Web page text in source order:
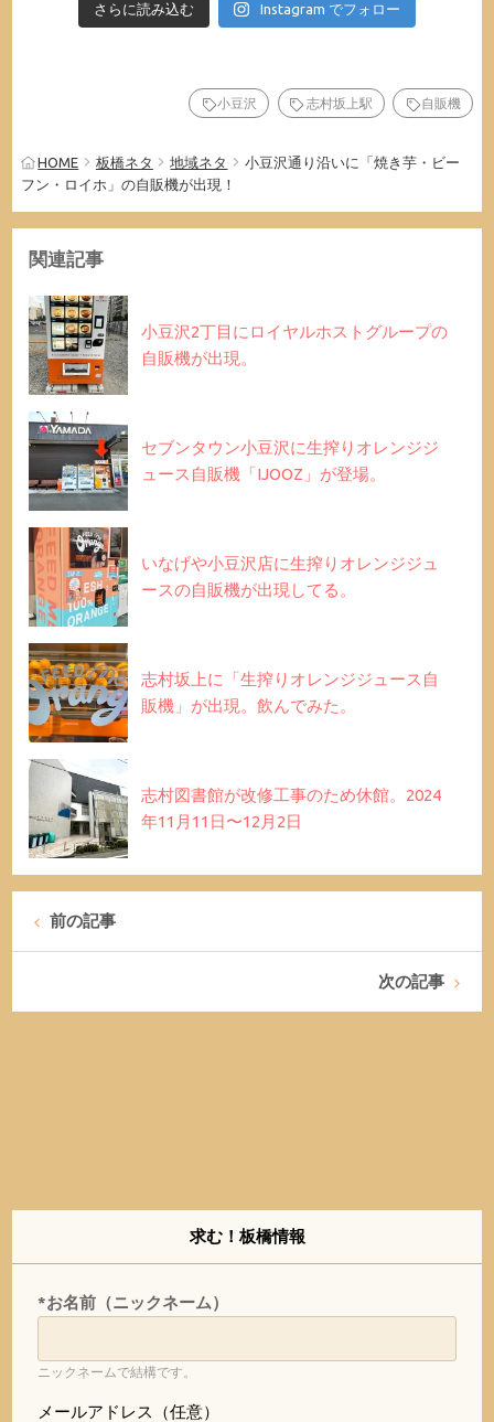
さらに読み込む Instagram でフォロー
小豆沢 志村坂上駅 自販機
HOME 板橋ネタ 地域ネタ
小豆沢通り沿いに「焼き芋・ビー
フン・ロイホ」の自販機が出現！
関連記事
小豆沢2丁目にロイヤルホストグループの
自販機が出現。
セブンタウン小豆沢に生搾りオレンジジ
ュース自販機「IJOOZ」が登場。
いなげや小豆沢店に生搾りオレンジジュ
ースの自販機が出現してる。
志村坂上に「生搾りオレンジジュース自
販機」が出現。飲んでみた。
志村図書館が改修工事のため休館。2024
年11月11日〜12月2日
前の記事
次の記事
求む！板橋情報
*お名前（ニックネーム）
ニックネームで結構です。
メールアドレス（任意）